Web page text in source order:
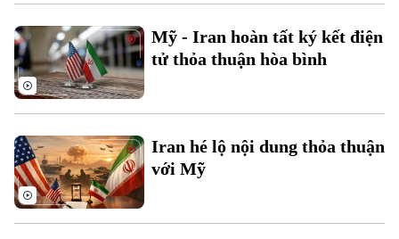
Theo dõi Hà Nội On
Mỹ - Iran hoàn tất ký kết điện
tử thỏa thuận hòa bình
Iran hé lộ nội dung thỏa thuận
với Mỹ